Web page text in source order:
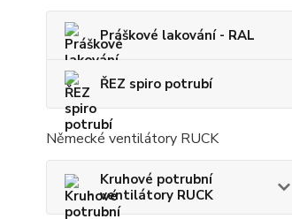
Práškové lakování - RAL
ŘEZ spiro potrubí
Německé ventilátory RUCK
Kruhové potrubní
ventilátory RUCK